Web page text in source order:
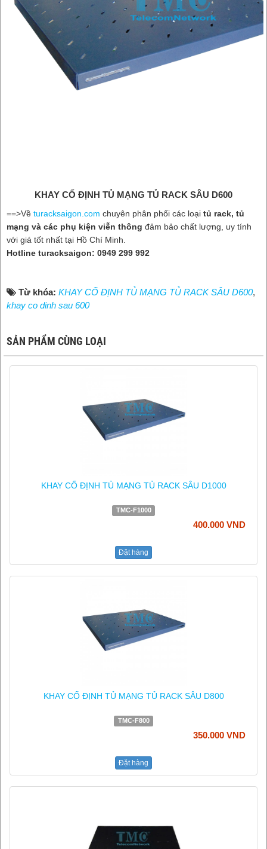
KHAY CỐ ĐỊNH TỦ MẠNG TỦ RACK SÂU D600
==>Về turacksaigon.com chuyên phân phối các loại tủ rack, tủ
mạng và các phụ kiện viễn thông đảm bảo chất lượng, uy tính
với giá tốt nhất tại Hồ Chí Minh.
Hotline turacksaigon: 0949 299 992
Từ khóa: KHAY CỐ ĐỊNH TỦ MẠNG TỦ RACK SÂU D600,
khay co dinh sau 600
SẢN PHẨM CÙNG LOẠI
KHAY CỐ ĐỊNH TỦ MẠNG TỦ RACK SÂU D1000
TMC-F1000
400.000 VND
Đặt hàng
KHAY CỐ ĐỊNH TỦ MẠNG TỦ RACK SÂU D800
TMC-F800
350.000 VND
Đặt hàng